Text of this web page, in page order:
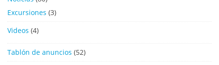
Excursiones (3)
Videos (4)
Tablón de anuncios (52)